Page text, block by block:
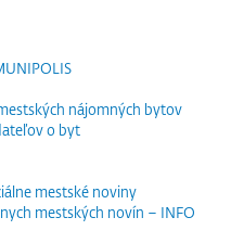
nájomných bytov
o byt
mestské noviny
mestských novín – INFO